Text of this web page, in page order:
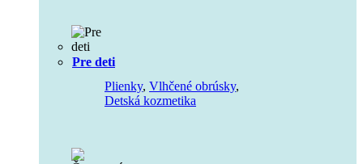
Pre deti
Plienky, Vlhčené obrúsky,
Detská kozmetika